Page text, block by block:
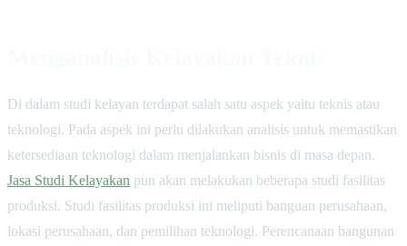
Di dalam studi kelayan terdapat salah satu aspek yaitu teknis atau
teknologi. Pada aspek ini perlu dilakukan analisis untuk memastikan
ketersediaan teknologi dalam menjalankan bisnis di masa depan.
Jasa Studi Kelayakan pun akan melakukan beberapa studi fasilitas
produksi. Studi fasilitas produksi ini meliputi banguan perusahaan,
lokasi perusahaan, dan pemilihan teknologi. Perencanaan bangunan